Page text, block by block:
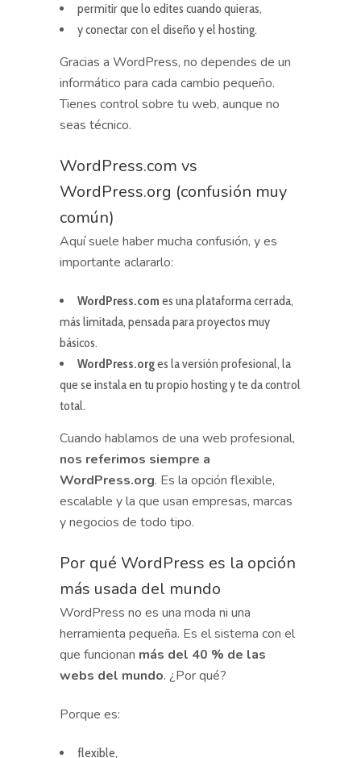
permitir que lo edites cuando quieras,
y conectar con el diseño y el hosting.
Gracias a WordPress, no dependes de un
informático para cada cambio pequeño.
Tienes control sobre tu web, aunque no
seas técnico.
WordPress.com vs
WordPress.org (confusión muy
común)
Aquí suele haber mucha confusión, y es
importante aclararlo:
WordPress.com es una plataforma cerrada,
más limitada, pensada para proyectos muy
básicos.
WordPress.orges la versión profesional, la
que se instala en tu propio hosting y te da control
total.
Cuando hablamos de una web profesional,
nos referimos siempre a
WordPress.org. Es la opción flexible,
escalable y la que usan empresas, marcas
y negocios de todo tipo.
Por qué WordPress es la opción
más usada del mundo
WordPress no es una moda ni una
herramienta pequeña. Es el sistema con el
que funcionan más del 40 % de las
webs del mundo. ¿Por qué?
Porque es:
flexible,